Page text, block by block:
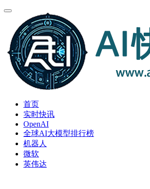
首页
实时快讯
OpenAI
全球AI大模型排行榜
机器人
微软
英伟达